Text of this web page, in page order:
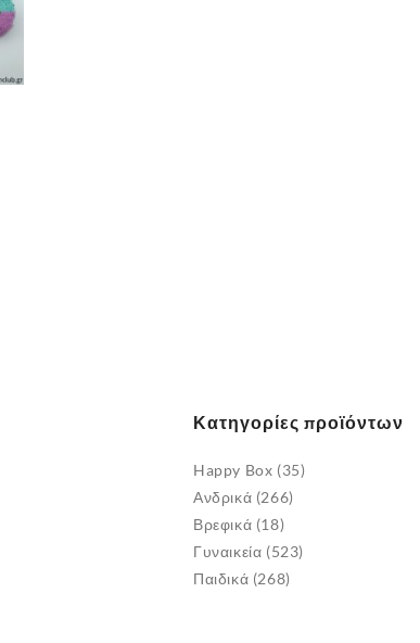
Κατηγορίες προϊόντων
Happy Box (35)
Ανδρικά (266)
Βρεφικά (18)
Γυναικεία (523)
Παιδικά (268)